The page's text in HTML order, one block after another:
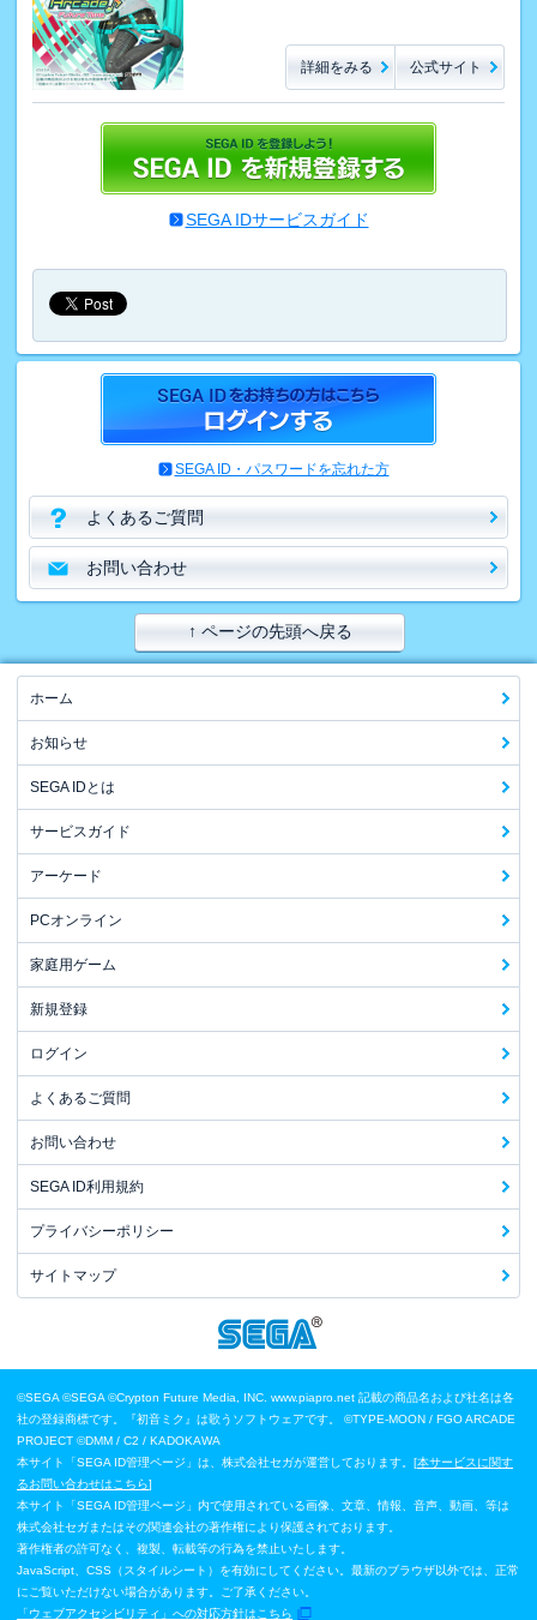
詳細をみる 公式サイト
SEGA IDサービスガイド
SEGA ID・パスワードを忘れた方
よくあるご質問
お問い合わせ
↑ ページの先頭へ戻る
ホーム
お知らせ
SEGA IDとは
サービスガイド
アーケード
PCオンライン
家庭用ゲーム
新規登録
ログイン
よくあるご質問
お問い合わせ
SEGA ID利用規約
プライバシーポリシー
サイトマップ
©SEGA ©SEGA ©Crypton Future Media, INC. www.piapro.net 記載の商品名および社名は各
社の登録商標です。『初音ミク』は歌うソフトウェアです。
©TYPE-MOON / FGO ARCADE
PROJECT ©DMM / C2 / KADOKAWA
本サイト「SEGA ID管理ページ」は、株式会社セガが運営しております。[本サービスに関す
るお問い合わせはこちら]
本サイト「SEGA ID管理ページ」内で使用されている画像、文章、情報、音声、動画、等は
株式会社セガまたはその関連会社の著作権により保護されております。
著作権者の許可なく、複製、転載等の行為を禁止いたします。
JavaScript、CSS（スタイルシート）を有効にしてください。最新のブラウザ以外では、正常
にご覧いただけない場合があります。ご了承ください。
「ウェブアクセシビリティ」への対応方針はこちら